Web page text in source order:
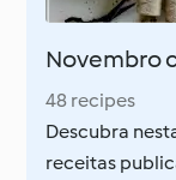
Novembro
48 recipes
Descubra
receitas